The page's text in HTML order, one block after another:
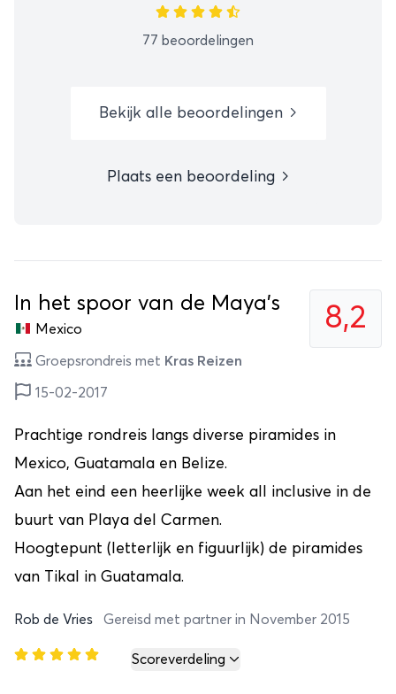
77 beoordelingen
Bekijk alle beoordelingen
Plaats een beoordeling
8,2
In het spoor van de Maya's
Mexico
Groepsrondreis met Kras Reizen
15-02-2017
Prachtige rondreis langs diverse piramides in
Mexico, Guatamala en Belize.
Aan het eind een heerlijke week all inclusive in de
buurt van Playa del Carmen.
Hoogtepunt (letterlijk en figuurlijk) de piramides
van Tikal in Guatamala.
Rob de Vries Gereisd met partner in November 2015
Scoreverdeling